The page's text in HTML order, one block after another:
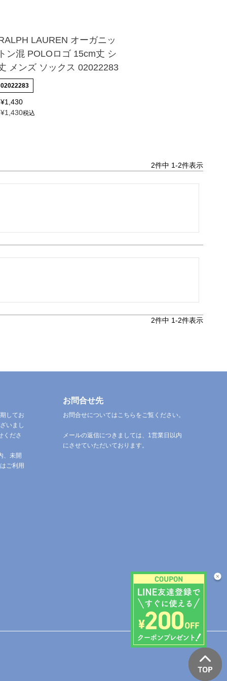
LAUREN オーガニッ
ン混 POLOロゴ 15cm丈 シ
メンズ ソックス 02022283
02022283
¥1,430
¥1,430税込
2件中 1-2件表示
2件中 1-2件表示
してお
いまし
くださ
、未開
ご利用
お問合せ先
お問合せについてはこちらをご覧ください。
メールの返信につきましては、1営業日以内
にさせていただいております。